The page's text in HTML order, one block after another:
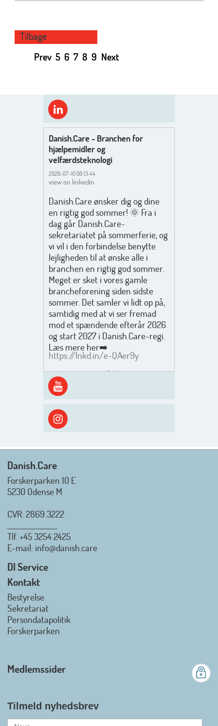
Tilbage
Prev 5 6 7 8 9 Next
Danish.Care - Branchen for
hjælpemidler og
velfærdsteknologi
2026-07-10 08:13:44
view on linkedin
Danish.Care ønsker dig og dine
en rigtig god sommer! 🌞 Fra i
dag går Danish.Care-
sekretariatet på sommerferie, og
vi vil i den forbindelse benytte
lejligheden til at ønske alle i
branchen en rigtig god sommer.
Meget er sket i vores gamle
brancheforening siden sidste
sommer. Det samler vi lidt op på,
samtidig med at vi ser fremad
mod et spændende efterår 2026
og start 2027 i Danish.Care-regi.
Læs mere her➡️
https://lnkd.in/e-QAer9y
Men inden det går løs med en
spændende og aktivt
efterårsæson, så går turen først
ud i solen, ned til vandet og ind i
skyggen igen. Danish.Care holder
sommerlukket i uge 29 + 30.
Mvh. Anders, Helle og Malthe
Danish.Care - Branchen for
hjælpemidler og
Danish.Care fra den 01. juli 2026
officielt kan kalde sig for
gennemslagskraft og skabe
hjælpemidler samt give
medlemmerne adgang til en
Danish.Care
Forskerparken 10 E
5230 Odense M
CVR: 2869 3222
Tlf.+45 3254 2425
E-mail: info@danish.care
DI Service
Kontakt
Bestyrelse
Sekretariat
Persondatapolitik
Forskerparken
Medlemssider
Tilmeld nyhedsbrev